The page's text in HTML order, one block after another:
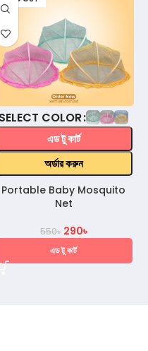
COLOR
এড টু কার্ট
অর্ডার করুন
Portable Baby Mosquito
Net
550৳ 290৳
এড টু কার্ট